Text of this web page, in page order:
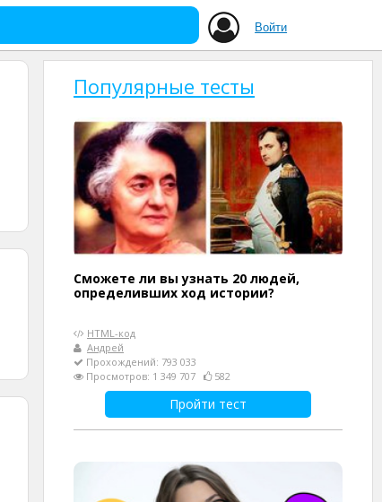
Войти
Популярные тесты
Сможете ли вы узнать 20 людей,
определивших ход истории?
HTML-код
Андрей
Прохождений: 793 033
Просмотров: 1 349 707
582
Пройти тест